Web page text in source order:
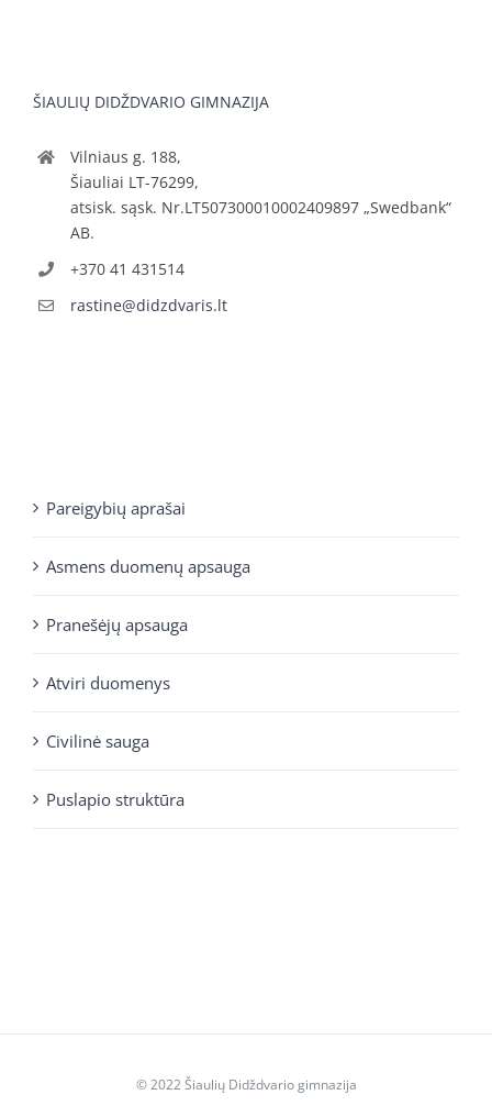
ŠIAULIŲ DIDŽDVARIO GIMNAZIJA
Vilniaus g. 188,
Šiauliai LT-76299,
atsisk. sąsk. Nr.LT507300010002409897 „Swedbank“
AB.
+370 41 431514
rastine@didzdvaris.lt
Pareigybių aprašai
Asmens duomenų apsauga
Pranešėjų apsauga
Atviri duomenys
Civilinė sauga
Puslapio struktūra
© 2022 Šiaulių Didždvario gimnazija